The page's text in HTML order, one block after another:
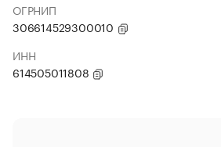
ОГРНИП
306614529300010
ИНН
614505011808